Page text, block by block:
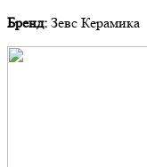
Бренд: Зевс Керамика